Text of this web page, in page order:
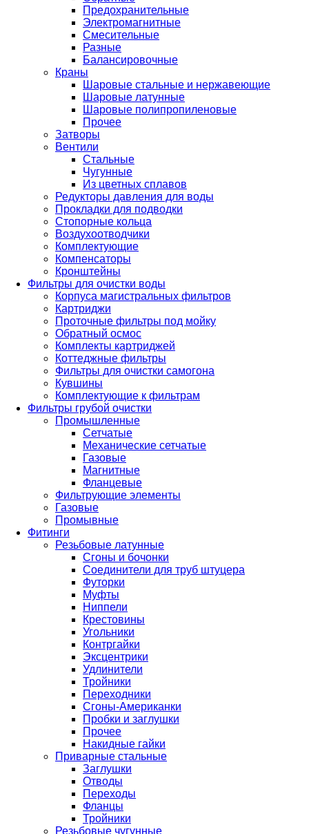
Предохранительные
Электромагнитные
Смесительные
Разные
Балансировочные
Краны
Шаровые стальные и нержавеющие
Шаровые латунные
Шаровые полипропиленовые
Прочее
Затворы
Вентили
Стальные
Чугунные
Из цветных сплавов
Редукторы давления для воды
Прокладки для подводки
Стопорные кольца
Воздухоотводчики
Комплектующие
Компенсаторы
Кронштейны
Фильтры для очистки воды
Корпуса магистральных фильтров
Картриджи
Проточные фильтры под мойку
Обратный осмос
Комплекты картриджей
Коттеджные фильтры
Фильтры для очистки самогона
Кувшины
Комплектующие к фильтрам
Фильтры грубой очистки
Промышленные
Сетчатые
Механические сетчатые
Газовые
Магнитные
Фланцевые
Фильтрующие элементы
Газовые
Промывные
Фитинги
Резьбовые латунные
Сгоны и бочонки
Соединители для труб штуцера
Футорки
Муфты
Ниппели
Крестовины
Угольники
Контргайки
Эксцентрики
Удлинители
Тройники
Переходники
Сгоны-Американки
Пробки и заглушки
Прочее
Накидные гайки
Приварные стальные
Заглушки
Отводы
Переходы
Фланцы
Тройники
Резьбовые чугунные